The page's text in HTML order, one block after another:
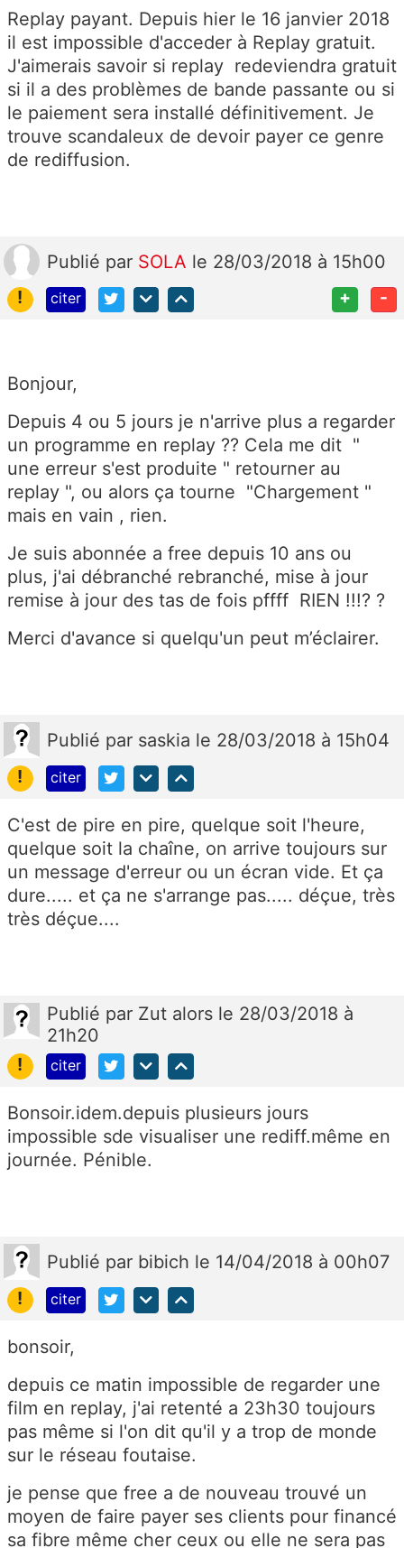
Replay payant. Depuis hier le 16 janvier 2018
il est impossible d'acceder à Replay gratuit.
J'aimerais savoir si replay redeviendra gratuit
si il a des problèmes de bande passante ou si
le paiement sera installé définitivement. Je
trouve scandaleux de devoir payer ce genre
de rediffusion.
Publié par SOLA le 28/03/2018 à 15h00
!
citer + -
Bonjour,
Depuis 4 ou 5 jours je n'arrive plus a regarder
un programme en replay ?? Cela me dit "
une erreur s'est produite " retourner au
replay ", ou alors ça tourne "Chargement "
mais en vain , rien.
Je suis abonnée a free depuis 10 ans ou
plus, j'ai débranché rebranché, mise à jour
remise à jour des tas de fois pffff RIEN !!!? ?
Merci d'avance si quelqu'un peut m’éclairer.
Publié par saskia le 28/03/2018 à 15h04
!
citer
C'est de pire en pire, quelque soit l'heure,
quelque soit la chaîne, on arrive toujours sur
un message d'erreur ou un écran vide. Et ça
dure..... et ça ne s'arrange pas..... déçue, très
très déçue....
Publié par Zut alors le 28/03/2018 à
21h20
!
citer
Bonsoir.idem.depuis plusieurs jours
impossible sde visualiser une rediff.même en
journée. Pénible.
Publié par bibich le 14/04/2018 à 00h07
!
citer
bonsoir,
depuis ce matin impossible de regarder une
film en replay, j'ai retenté a 23h30 toujours
pas même si l'on dit qu'il y a trop de monde
sur le réseau foutaise.
je pense que free a de nouveau trouvé un
moyen de faire payer ses clients pour financé
sa fibre même cher ceux ou elle ne sera pas